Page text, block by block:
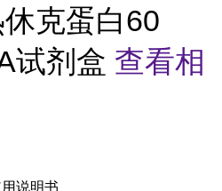
克蛋白60
试剂盒 查看相
说明书